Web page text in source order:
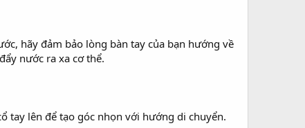
hãy đảm bảo lòng bàn tay của bạn hướng về
nước ra xa cơ thể.
tay lên để tạo góc nhọn với hướng di chuyển.